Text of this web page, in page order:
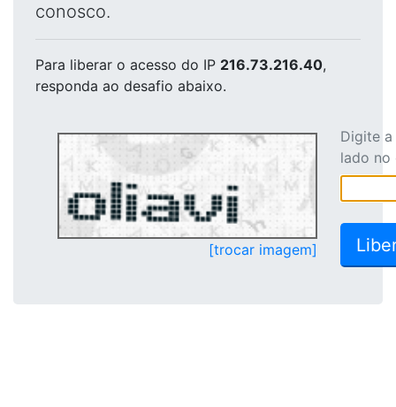
conosco.
Para liberar o acesso do IP 216.73.216.40,
responda ao desafio abaixo.
[trocar imagem]
Digite
lado no